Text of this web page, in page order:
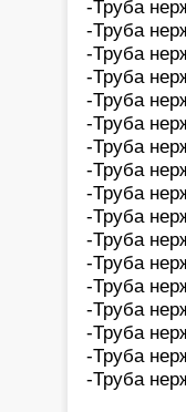
-Труба
-Труба
-Труба
-Труба
-Труба
-Труба
-Труба
-Труба
-Труба
-Труба
-Труба
-Труба
-Труба
-Труба
-Труба
-Труба
-Труба